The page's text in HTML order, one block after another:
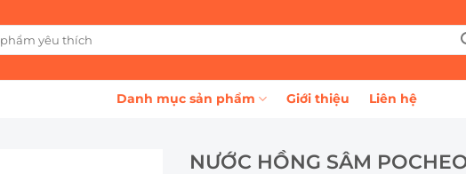
Danh mục sản phẩm Giới thiệu Liên hệ
NƯỚC HỒNG SÂM